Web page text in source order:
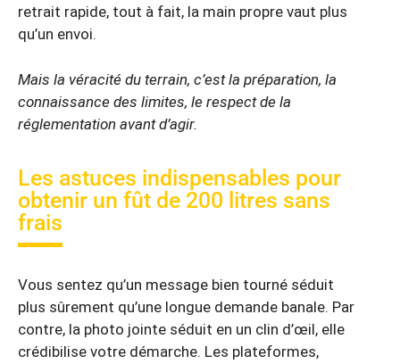
retrait rapide, tout à fait, la main propre vaut plus
qu’un envoi.
Mais la véracité du terrain, c’est la préparation, la
connaissance des limites, le respect de la
réglementation avant d’agir.
Les astuces indispensables pour
obtenir un fût de 200 litres sans
frais
Vous sentez qu’un message bien tourné séduit
plus sûrement qu’une longue demande banale. Par
contre, la photo jointe séduit en un clin d’œil, elle
crédibilise votre démarche. Les plateformes,